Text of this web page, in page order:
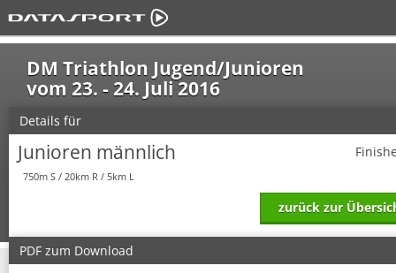
DM Triathlon Jugend/Junioren
vom 23. - 24. Juli 2016
Details für
Junioren männlich
750m S / 20km R / 5km L
zurück zur
PDF zum Download